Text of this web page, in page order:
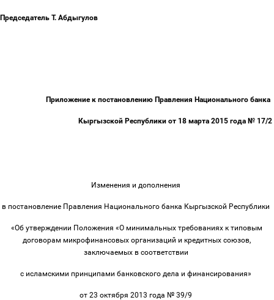
Председатель Т. Абдыгулов
Приложение к постановлению Правления Национального банка
Кыргызской Республики от 18 марта 2015 года № 17/2
Изменения и дополнения
в постановление Правления Национального банка Кыргызской Республики
«Об утверждении Положения «О минимальных требованиях к типовым
договорам микрофинансовых организаций и кредитных союзов,
заключаемых в соответствии
с исламскими принципами банковского дела и финансирования»
от 23 октября 2013 года № 39/9